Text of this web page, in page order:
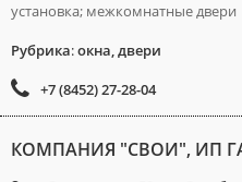
установка; межкомнатные двери
Рубрика:окна, двери
+7 (8452) 27-28-04
КОМПАНИЯ "СВОИ", ИП